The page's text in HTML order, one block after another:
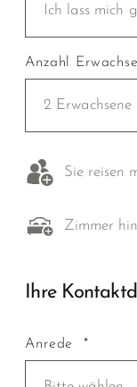
Ich lass mich
Anzahl
2 Erwachsene
Sie reisen
Zimmer
Ihre
Anrede *